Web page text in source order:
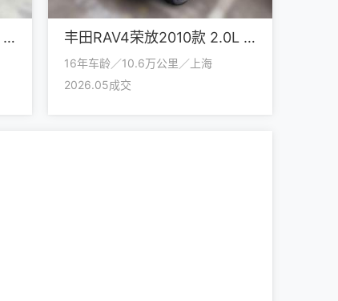
丰田RAV4荣放2015款 2.5L 自动四驱豪华版 丰田RAV4荣放2010款 2.0L 自动豪华升级版
16年车龄／10.6万公里／上海
2026.05成交